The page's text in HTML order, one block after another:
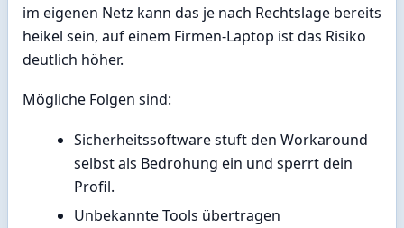
im eigenen Netz kann das je nach Rechtslage bereits
heikel sein, auf einem Firmen-Laptop ist das Risiko
deutlich höher.
Mögliche Folgen sind:
Sicherheitssoftware stuft den Workaround
selbst als Bedrohung ein und sperrt dein
Profil.
Unbekannte Tools übertragen